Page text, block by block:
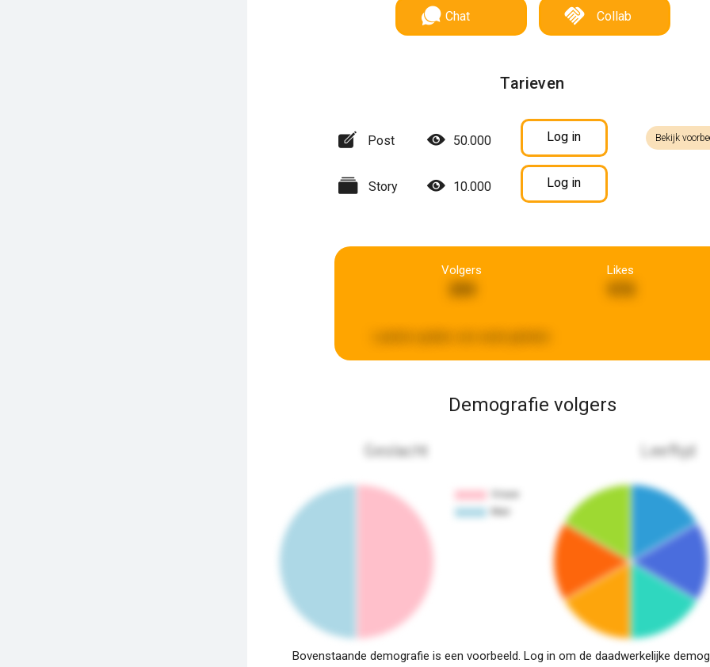
Chat Collab
Tarieven
Post 50.000 Log in Bekijk
Story 10.000 Log in
Volgers Likes
Demografie volgers
Geslacht Leeftijd
Bovenstaande demografie is een voorbeeld. Log in om de daadwerkelijke